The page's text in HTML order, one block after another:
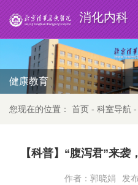
消化内科
健康教育
您现在的位置： 首页 - 科室导航 -
【科普】“腹泻君”来
作者：郭晓娟 发